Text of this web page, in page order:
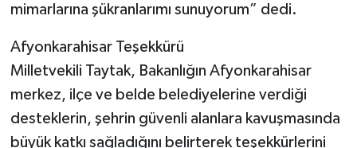
mimarlarına şükranlarımı sunuyorum” dedi.
Afyonkarahisar Teşekkürü
Milletvekili Taytak, Bakanlığın Afyonkarahisar
merkez, ilçe ve belde belediyelerine verdiği
desteklerin, şehrin güvenli alanlara kavuşmasında
büyük katkı sağladığını belirterek teşekkürlerini